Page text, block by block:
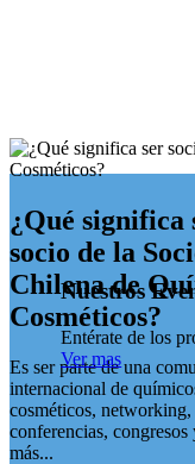
¿Qué significa
socio de la
Chilena de
Cosméticos?
Es ser parte de una
internacional de
cosméticos, networking,
conferencias, congresos
más...
Nuestros
Entérate de los
Ver mas